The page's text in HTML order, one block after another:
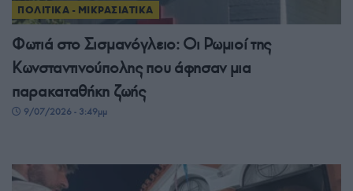
ΠΟΛΙΤΙΚΑ - ΜΙΚΡΑΣΙΑΤΙΚΑ
Φωτιά στο Σισμανόγλειο: Οι Ρωμιοί της
Κωνσταντινούπολης που άφησαν μια
παρακαταθήκη ζωής
9/07/2026 - 3:49μμ